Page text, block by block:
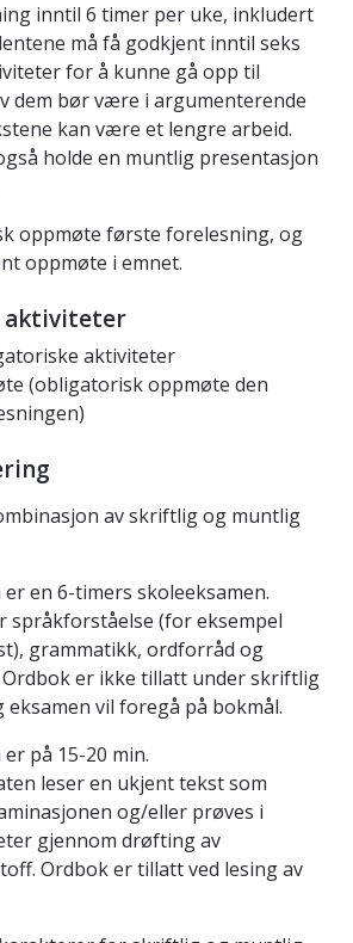
inntil 6 timer per uke, inkludert
må få godkjent inntil seks
for å kunne gå opp til
dem bør være i argumenterende
kan være et lengre arbeid.
holde en muntlig presentasjon
oppmøte første forelesning, og
oppmøte i emnet.
aktiviteter
aktiviteter
(obligatorisk oppmøte den
av skriftlig og muntlig
en 6-timers skoleeksamen.
språkforståelse (for eksempel
grammatikk, ordforråd og
er ikke tillatt under skriftlig
eksamen vil foregå på bokmål.
på 15-20 min.
leser en ukjent tekst som
og/eller prøves i
gjennom drøfting av
Ordbok er tillatt ved lesing av